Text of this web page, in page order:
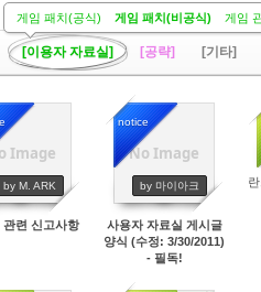
[이용자 자료실]
게임 패치(공식) 게임 패치(비공식) 게임
[공략] [기타]
Image
by M. ARK
19914
관련 신고사항
No Image
notice
by 마이아크
21555
사용자 자료실 게시글
양식 (수정: 3/30/2011)
- 필독!